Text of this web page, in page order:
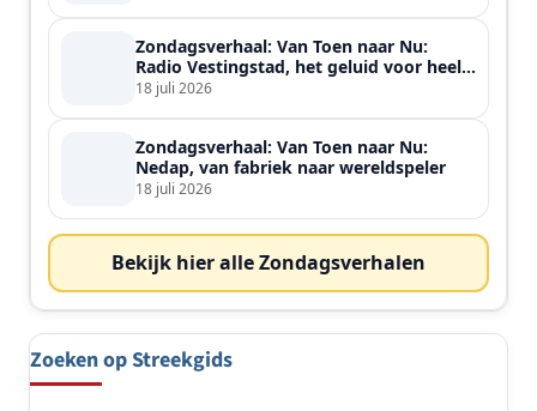
Zondagsverhaal: Van Toen naar Nu:
Radio Vestingstad, het geluid voor heel
de streek
18 juli 2026
Zondagsverhaal: Van Toen naar Nu:
Nedap, van fabriek naar wereldspeler
18 juli 2026
Bekijk hier alle Zondagsverhalen
Zoeken op Streekgids